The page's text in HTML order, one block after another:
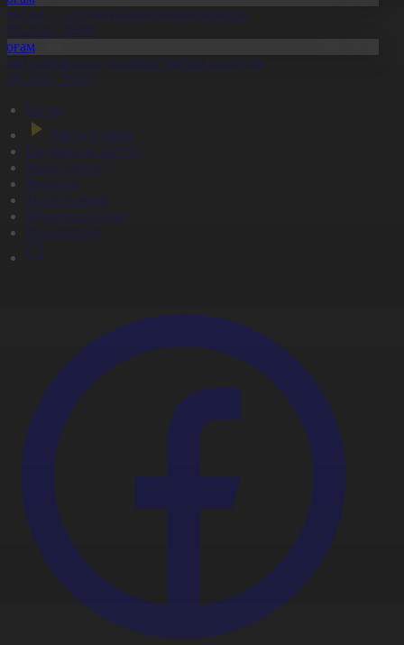
— ел дамуының қозғаушы күші
20:09
импортына уақытша тыйым салынды
20:07
Басты
Тікелей эфир
Бағдарлама кестесі
Жаңалықтар
Жобалар
Телехикаялар
Мультсериалдар
Видеоархив